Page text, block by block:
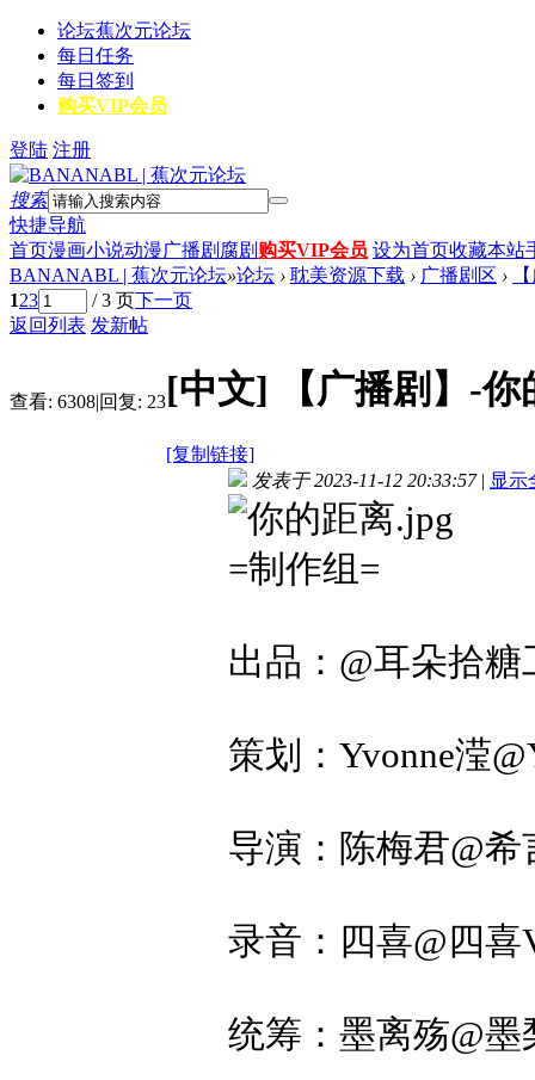
论坛蕉次元论坛
每日任务
每日签到
购买VIP会员
登陆 注册
搜索
快捷导航
首页漫画小说动漫广播剧 腐剧 购买VIP会员 设为首页收藏本站
BANANABL | 蕉次元论坛»论坛 › 耽美资源下载 › 广播剧区 ›
123 / 3 页下一页
返回列表 发新帖
查看: 6308|回复: 23[中文] 【广播剧】-
[复制链接]
发表于 2023-11-12 20:33:57 | 显示
=制作组=
出品：@耳朵拾糖
策划：Yvonne滢
导演：陈梅君@希
录音：四喜@四
统筹：墨离殇@墨